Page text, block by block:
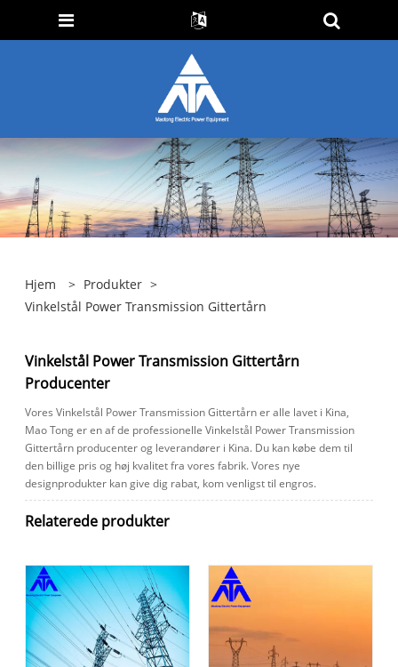
Hjem > Produkter >
Vinkelstål Power Transmission Gittertårn
Vinkelstål Power Transmission Gittertårn
Producenter
Vores Vinkelstål Power Transmission Gittertårn er alle lavet i Kina,
Mao Tong er en af ​​de professionelle Vinkelstål Power Transmission
Gittertårn producenter og leverandører i Kina. Du kan købe dem til
den billige pris og høj kvalitet fra vores fabrik. Vores nye
designprodukter kan give dig rabat, kom venligst til engros.
Relaterede produkter